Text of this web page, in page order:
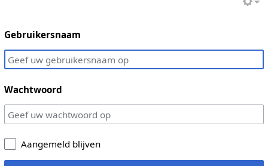
Gebruikersnaam
Wachtwoord
Aangemeld blijven